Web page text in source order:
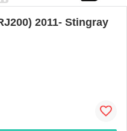
2011- Stingray